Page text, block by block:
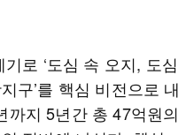
로 ‘도심 속 오지, 도심
구’를 핵심 비전으로 내
까지 5년간 총 47억원의